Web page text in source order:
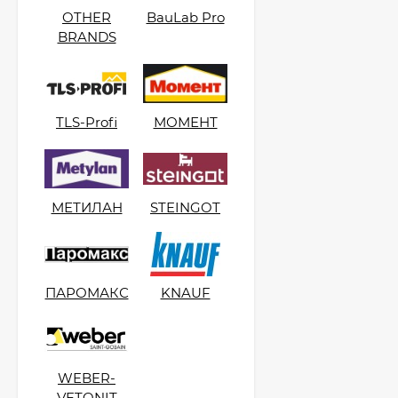
Kerabellezza Fuga
Cleaner Средство для
эпоксидных остатков,
0,5 л.
1 400 ₽
OTHER
BRANDS
BauLab Pro
TLS-Profi МОМЕНТ
МЕТИЛАН STEINGOT
ПАРОМАКС KNAUF
WEBER-